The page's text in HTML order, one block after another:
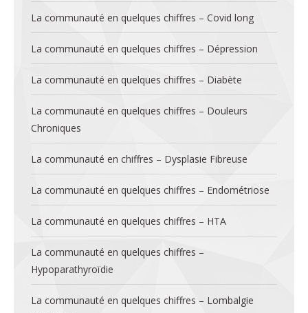
La communauté en quelques chiffres – Covid long
La communauté en quelques chiffres – Dépression
La communauté en quelques chiffres – Diabète
La communauté en quelques chiffres – Douleurs
Chroniques
La communauté en chiffres – Dysplasie Fibreuse
La communauté en quelques chiffres – Endométriose
La communauté en quelques chiffres – HTA
La communauté en quelques chiffres –
Hypoparathyroïdie
La communauté en quelques chiffres – Lombalgie